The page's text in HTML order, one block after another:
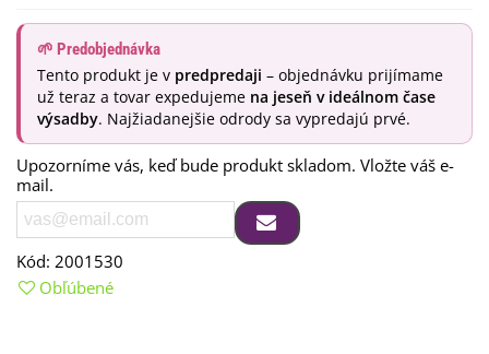
🌱 Predobjednávka
Tento produkt je v predpredaji – objednávku prijímame
už teraz a tovar expedujeme na jeseň v ideálnom čase
výsadby. Najžiadanejšie odrody sa vypredajú prvé.
Upozorníme vás, keď bude produkt skladom. Vložte váš e-
mail.
Kód: 2001530
Obľúbené